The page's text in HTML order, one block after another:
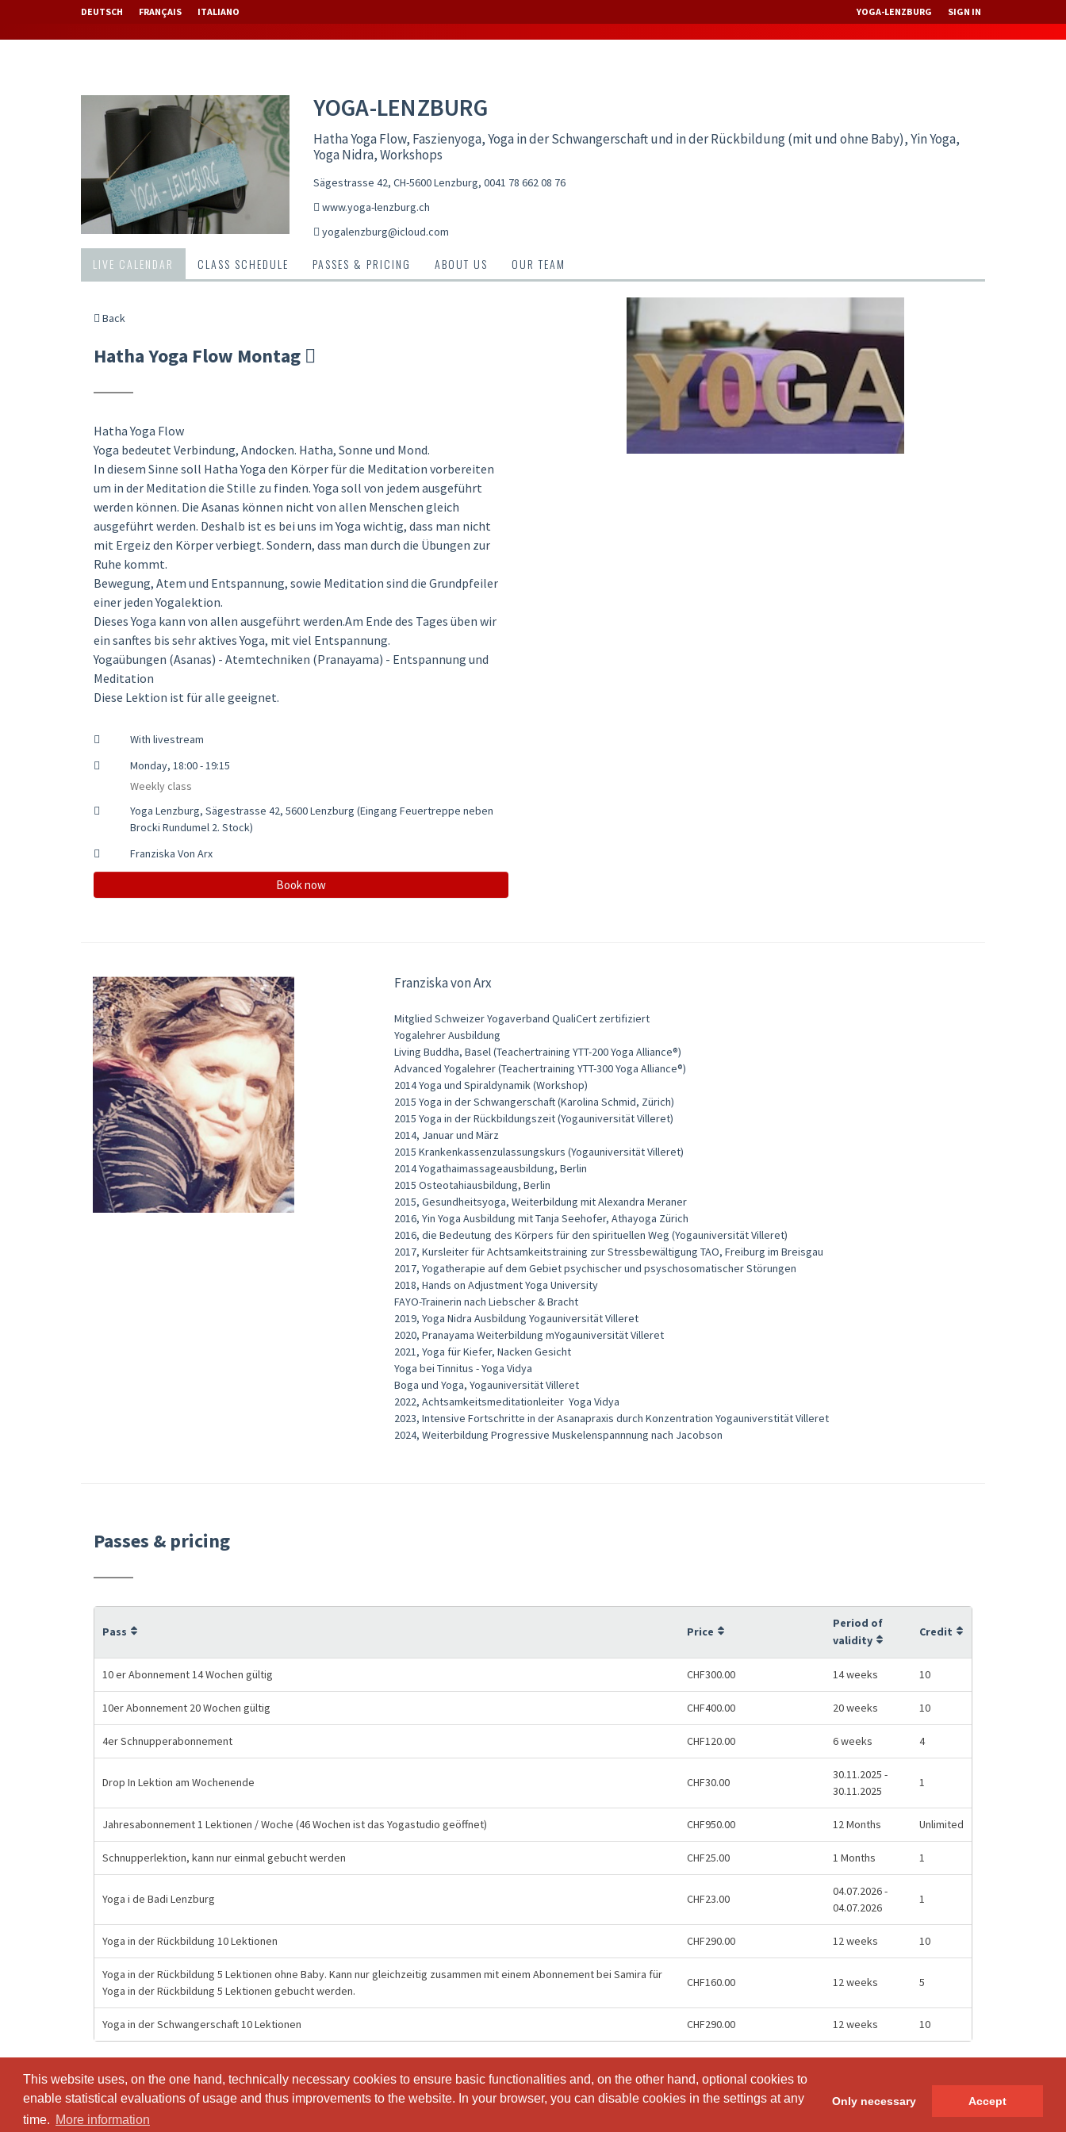
This website uses, on the one hand, technically necessary cookies to ensure basic functionalities and, on the other hand, optional cookies to
enable statistical evaluations of usage and thus improvements to the website. In your browser, you can disable cookies in the settings at any
time. More information
Only necessary Accept
This website uses, on the one hand, technically necessary cookies to ensure basic functionalities and, on the other hand, optional cookies to
enable statistical evaluations of usage and thus improvements to the website. In your browser, you can disable cookies in the settings at any
time. More information
Only necessary Accept
DEUTSCH FRANÇAIS ITALIANO YOGA-LENZBURG SIGN IN
YOGA-LENZBURG
Hatha Yoga Flow, Faszienyoga, Yoga in der Schwangerschaft und in der Rückbildung (mit und ohne Baby), Yin Yoga,
Yoga Nidra, Workshops
Sägestrasse 42, CH-5600 Lenzburg, 0041 78 662 08 76
www.yoga-lenzburg.ch
yogalenzburg@icloud.com
LIVE CALENDAR CLASS SCHEDULE PASSES & PRICING ABOUT US OUR TEAM
Back
Hatha Yoga Flow Montag
Hatha Yoga Flow
Yoga bedeutet Verbindung, Andocken. Hatha, Sonne und Mond.
In diesem Sinne soll Hatha Yoga den Körper für die Meditation vorbereiten
um in der Meditation die Stille zu finden. Yoga soll von jedem ausgeführt
werden können. Die Asanas können nicht von allen Menschen gleich
ausgeführt werden. Deshalb ist es bei uns im Yoga wichtig, dass man nicht
mit Ergeiz den Körper verbiegt. Sondern, dass man durch die Übungen zur
Ruhe kommt.
Bewegung, Atem und Entspannung, sowie Meditation sind die Grundpfeiler
einer jeden Yogalektion.
Dieses Yoga kann von allen ausgeführt werden.Am Ende des Tages üben wir
ein sanftes bis sehr aktives Yoga, mit viel Entspannung.
Yogaübungen (Asanas) - Atemtechniken (Pranayama) - Entspannung und
Meditation
Diese Lektion ist für alle geeignet.
With livestream
Monday, 18:00 - 19:15
Weekly class
Yoga Lenzburg, Sägestrasse 42, 5600 Lenzburg (Eingang Feuertreppe neben
Brocki Rundumel 2. Stock)
Franziska Von Arx
Book now
Franziska von Arx
Mitglied Schweizer Yogaverband QualiCert zertifiziert
Yogalehrer Ausbildung
Living Buddha, Basel (Teachertraining YTT-200 Yoga Alliance®)
Advanced Yogalehrer (Teachertraining YTT-300 Yoga Alliance®)
2014 Yoga und Spiraldynamik (Workshop)
2015 Yoga in der Schwangerschaft (Karolina Schmid, Zürich)
2015 Yoga in der Rückbildungszeit (Yogauniversität Villeret)
2014, Januar und März
2015 Krankenkassenzulassungskurs (Yogauniversität Villeret)
2014 Yogathaimassageausbildung, Berlin
2015 Osteotahiausbildung, Berlin
2015, Gesundheitsyoga, Weiterbildung mit Alexandra Meraner
2016, Yin Yoga Ausbildung mit Tanja Seehofer, Athayoga Zürich
2016, die Bedeutung des Körpers für den spirituellen Weg (Yogauniversität Villeret)
2017, Kursleiter für Achtsamkeitstraining zur Stressbewältigung TAO, Freiburg im Breisgau
2017, Yogatherapie auf dem Gebiet psychischer und psyschosomatischer Störungen
2018, Hands on Adjustment Yoga University
FAYO-Trainerin nach Liebscher & Bracht
2019, Yoga Nidra Ausbildung Yogauniversität Villeret
2020, Pranayama Weiterbildung mYogauniversität Villeret
2021, Yoga für Kiefer, Nacken Gesicht
Yoga bei Tinnitus - Yoga Vidya
Boga und Yoga, Yogauniversität Villeret
2022, Achtsamkeitsmeditationleiter Yoga Vidya
2023, Intensive Fortschritte in der Asanapraxis durch Konzentration Yogauniverstität Villeret
2024, Weiterbildung Progressive Muskelenspannnung nach Jacobson
Passes & pricing
Pass Price
Period of
validity
Credit
10 er Abonnement 14 Wochen gültig CHF300.00 14 weeks 10
10er Abonnement 20 Wochen gültig CHF400.00 20 weeks 10
4er Schnupperabonnement CHF120.00 6 weeks 4
Drop In Lektion am Wochenende CHF30.00
30.11.2025 -
30.11.2025
1
Jahresabonnement 1 Lektionen / Woche (46 Wochen ist das Yogastudio geöffnet) CHF950.00 12 Months Unlimited
Schnupperlektion, kann nur einmal gebucht werden CHF25.00 1 Months 1
Yoga i de Badi Lenzburg CHF23.00
04.07.2026 -
04.07.2026
1
Yoga in der Rückbildung 10 Lektionen CHF290.00 12 weeks 10
Yoga in der Rückbildung 5 Lektionen ohne Baby. Kann nur gleichzeitig zusammen mit einem Abonnement bei Samira für
Yoga in der Rückbildung 5 Lektionen gebucht werden.
CHF160.00 12 weeks 5
Yoga in der Schwangerschaft 10 Lektionen CHF290.00 12 weeks 10
© SportsNow® 2026. The Swiss software for your studio.